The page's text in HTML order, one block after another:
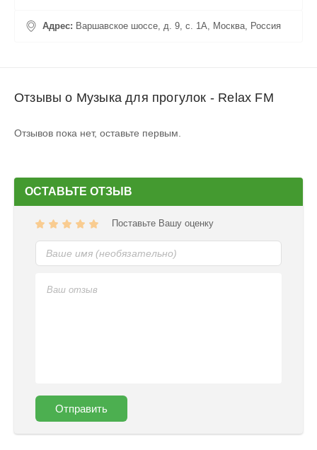
Адрес: Варшавское шоссе, д. 9, с. 1А, Москва, Россия
Отзывы о Музыка для прогулок - Relax FM
Отзывов пока нет, оставьте первым.
ОСТАВЬТЕ ОТЗЫВ
Поставьте Вашу оценку
Отправить